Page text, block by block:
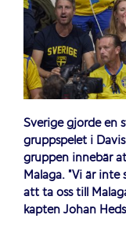
Sverige gjorde en
gruppspelet i
gruppen innebär
Malaga. ”Vi är inte
att ta oss till
kapten Johan